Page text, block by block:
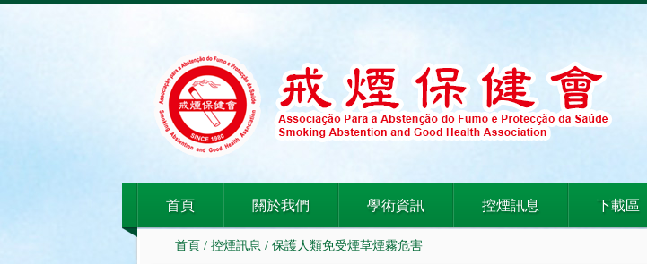
首頁 關於我們 學術資訊 控煙訊息 下載區
首頁 / 控煙訊息 / 保護人類免受煙草煙霧危害